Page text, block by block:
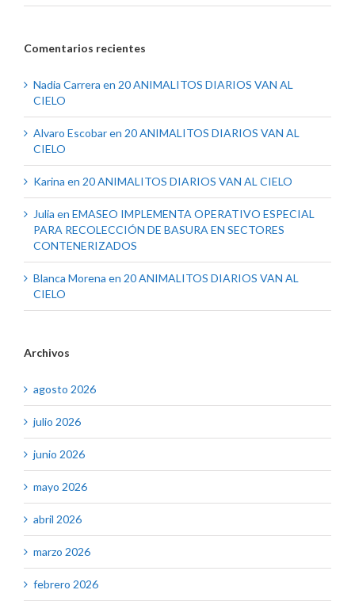
Comentarios recientes
Nadia Carrera en 20 ANIMALITOS DIARIOS VAN AL
CIELO
Alvaro Escobaren 20 ANIMALITOS DIARIOS VAN AL
CIELO
Karina en 20 ANIMALITOS DIARIOS VAN AL CIELO
Julia en EMASEO IMPLEMENTA OPERATIVO ESPECIAL
PARA RECOLECCIÓN DE BASURA EN SECTORES
CONTENERIZADOS
Blanca Morena en 20 ANIMALITOS DIARIOS VAN AL
CIELO
Archivos
agosto 2026
julio 2026
junio 2026
mayo 2026
abril 2026
marzo 2026
febrero 2026